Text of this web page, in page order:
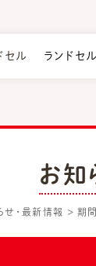
セル ランドセ
お知
せ・最新情報 期